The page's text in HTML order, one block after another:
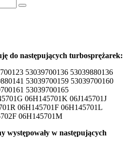
do następujących turbosprężarek:
53039700136 53039880136
53039700159 53039700160
53039700165
06H145701K 06J145701J
06H145701F 06H145701L
06H145701M
występowały w następujących